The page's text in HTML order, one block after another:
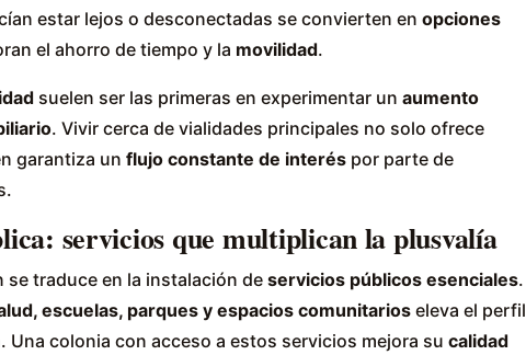
estar lejos o desconectadas se convierten en opciones
el ahorro de tiempo y la movilidad.
suelen ser las primeras en experimentar un aumento
. Vivir cerca de vialidades principales no solo ofrece
garantiza un flujo constante de interés por parte de
servicios que multiplican la plusvalía
se traduce en la instalación deservicios públicos esenciales.
escuelas, parques y espacios comunitarios eleva el perfil
Una colonia con acceso a estos servicios mejora su calidad